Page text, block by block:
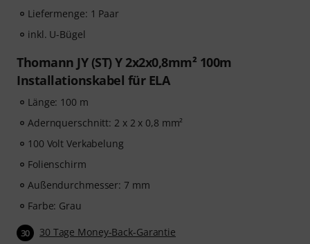
Liefermenge: 1 Paar
inkl. U-Bügel
Thomann JY (ST) Y 2x2x0,8mm² 100m
Installationskabel für ELA
Länge: 100 m
Adernquerschnitt: 2 x 2 x 0,8 mm²
100 Volt Verkabelung
Folienschirm
Außendurchmesser: 7 mm
Farbe: Grau
30 30 Tage Money-Back-Garantie